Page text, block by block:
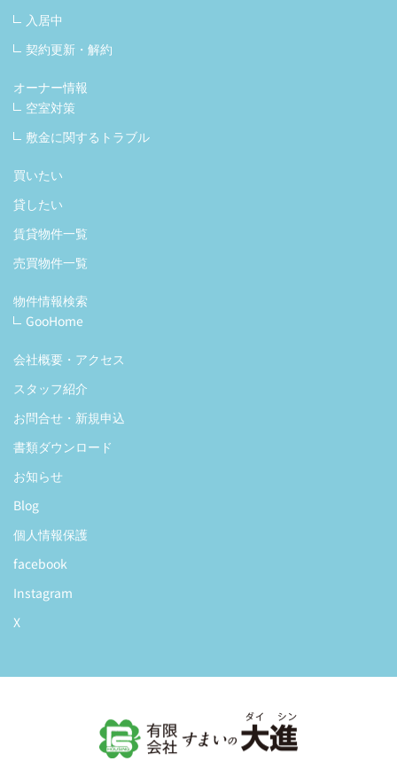
入居中
契約更新・解約
オーナー情報
空室対策
敷金に関するトラブル
買いたい
貸したい
賃貸物件一覧
売買物件一覧
物件情報検索
GooHome
会社概要・アクセス
スタッフ紹介
お問合せ・新規申込
書類ダウンロード
お知らせ
Blog
個人情報保護
facebook
Instagram
X